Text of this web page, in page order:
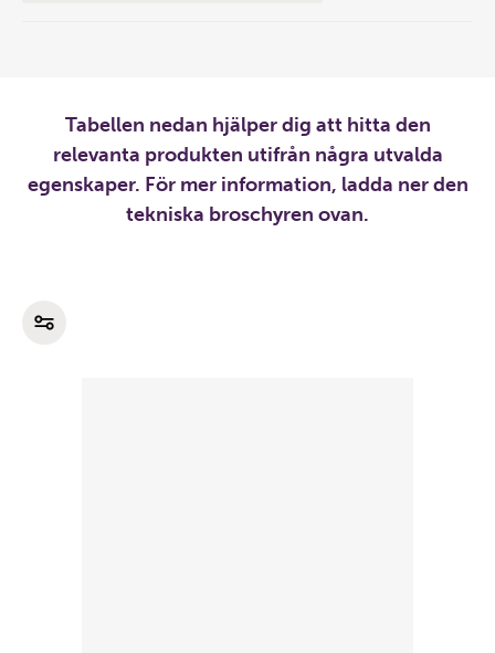
Tabellen nedan hjälper dig att hitta den
relevanta produkten utifrån några utvalda
egenskaper. För mer information, ladda ner den
tekniska broschyren ovan.